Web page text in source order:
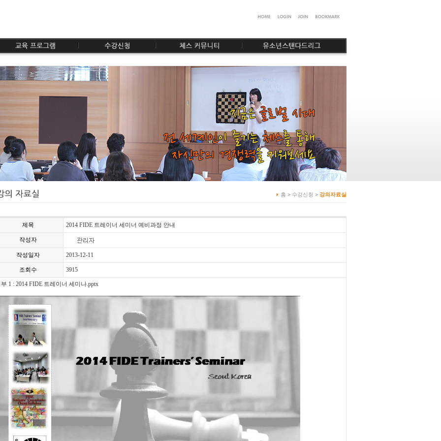
홈 > 수강신청 > 강의자료실
제목 2014 FIDE 트레이너 세미너 예비과정 안내
작성자
작성일자 2013-12-11
조회수 3915
1 : 2014 FIDE 트레이너 세미나.pptx